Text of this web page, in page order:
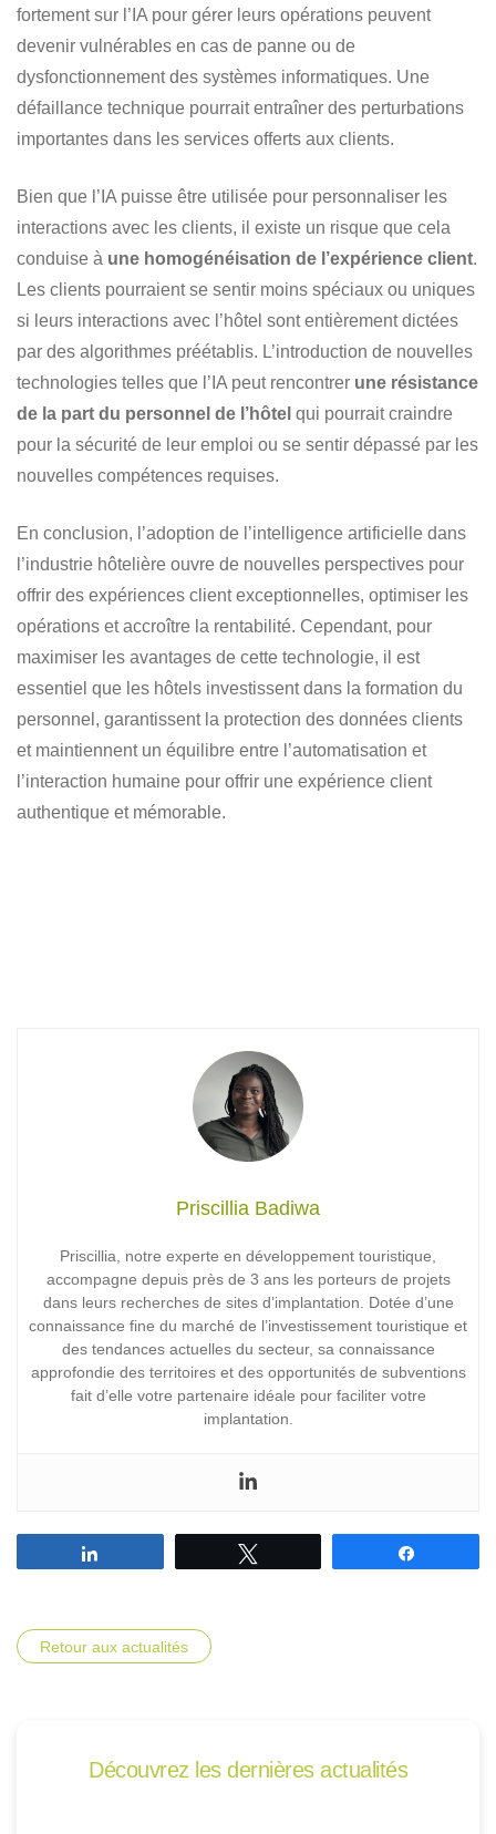
fortement sur l’IA pour gérer leurs opérations peuvent
devenir vulnérables en cas de panne ou de
dysfonctionnement des systèmes informatiques. Une
défaillance technique pourrait entraîner des perturbations
importantes dans les services offerts aux clients.
Bien que l’IA puisse être utilisée pour personnaliser les
interactions avec les clients, il existe un risque que cela
conduise à une homogénéisation de l’expérience client.
Les clients pourraient se sentir moins spéciaux ou uniques
si leurs interactions avec l’hôtel sont entièrement dictées
par des algorithmes préétablis. L’introduction de nouvelles
technologies telles que l’IA peut rencontrer une résistance
de la part du personnel de l’hôtel qui pourrait craindre
pour la sécurité de leur emploi ou se sentir dépassé par les
nouvelles compétences requises.
En conclusion, l’adoption de l’intelligence artificielle dans
l’industrie hôtelière ouvre de nouvelles perspectives pour
offrir des expériences client exceptionnelles, optimiser les
opérations et accroître la rentabilité. Cependant, pour
maximiser les avantages de cette technologie, il est
essentiel que les hôtels investissent dans la formation du
personnel, garantissent la protection des données clients
et maintiennent un équilibre entre l’automatisation et
l’interaction humaine pour offrir une expérience client
authentique et mémorable.
Priscillia Badiwa
Priscillia, notre experte en développement touristique,
accompagne depuis près de 3 ans les porteurs de projets
dans leurs recherches de sites d’implantation. Dotée d’une
connaissance fine du marché de l’investissement touristique et
des tendances actuelles du secteur, sa connaissance
approfondie des territoires et des opportunités de subventions
fait d’elle votre partenaire idéale pour faciliter votre
implantation.
Retour aux actualités
Découvrez les dernières actualités